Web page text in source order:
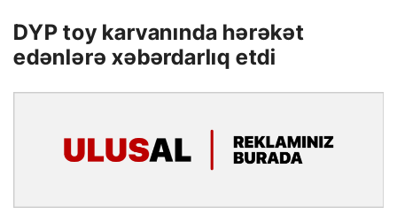
DYP toy karvanında hərəkət
edənlərə xəbərdarlıq etdi